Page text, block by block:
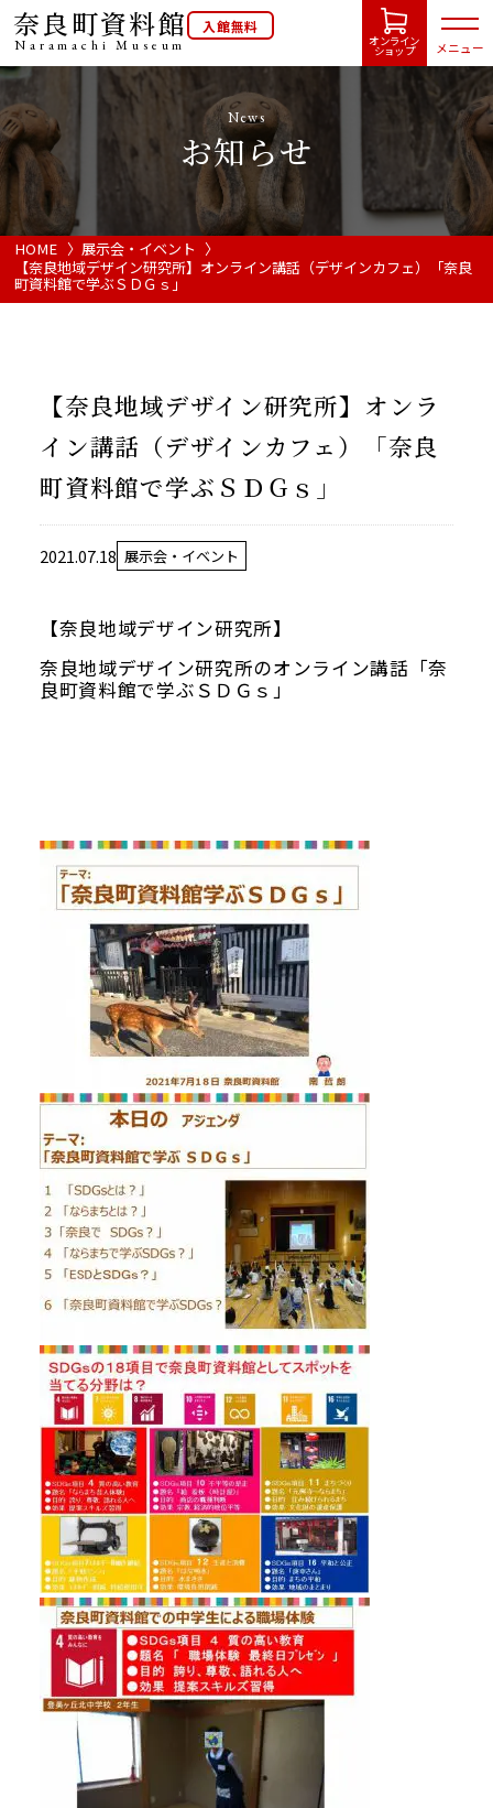
奈良町資料館
NaramachiMuseum
入館無料
オンライン
ショップ メニュー
HOME
開館カレンダー
展示会・イベント情報
当館について
当館について
メディア実績
活動実績
お知らせ
オンラインショップ
News
お知らせ
HOME
展示会・イベント
【奈良地域デザイン研究所】オンライン講話（デザインカフェ）「奈良
町資料館で学ぶＳＤＧｓ」
【奈良地域デザイン研究所】オンラ
イン講話（デザインカフェ）「奈良
町資料館で学ぶＳＤＧｓ」
2021.07.18 展示会・イベント
【奈良地域デザイン研究所】
奈良地域デザイン研究所のオンライン講話「奈
良町資料館で学ぶＳＤＧｓ」